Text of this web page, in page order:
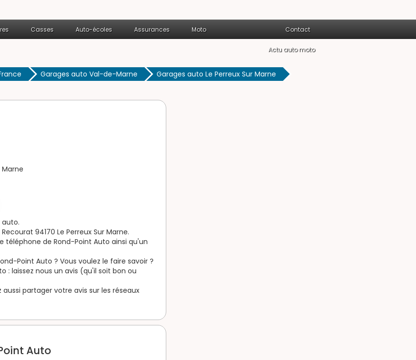
Casses Auto-écoles Assurances Moto Contact
Actu auto moto
Garages auto Val-de-Marne
Garages auto Le Perreux Sur Marne
Marne
94170 Le Perreux Sur Marne.
téléphone de Rond-Point Auto ainsi qu'un
Point Auto ? Vous voulez le faire savoir ?
: laissez nous un avis (qu'il soit bon ou
partager votre avis sur les réseaux
Auto